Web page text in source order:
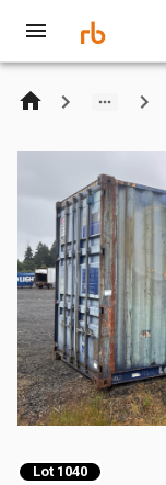
Lot 1040